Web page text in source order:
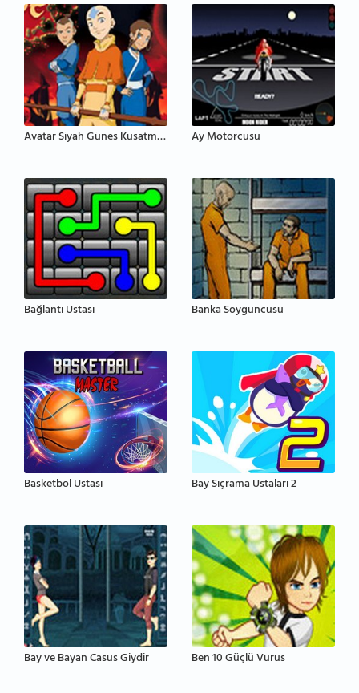
Avatar Siyah Günes Kusatmasi Ay Motorcusu
Bağlantı Ustası Banka Soyguncusu
Basketbol Ustası Bay Sıçrama Ustaları 2
Bay ve Bayan Casus Giydir Ben 10 Güçlü Vurus